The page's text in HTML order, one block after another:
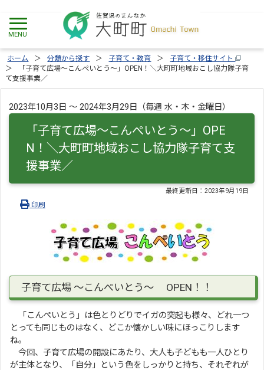
ホーム 分類から探す 子育て・教育
子育て・移住サイト
「子育て広場～こんぺいとう～」OPEN！＼大町町地域おこし協力隊子育
て支援事業／
2023年10月3日 ～ 2024年3月29日（毎週 水・木・金曜日）
「子育て広場～こんぺいとう～」OPE
N！＼大町町地域おこし協力隊子育て支
援事業／
最終更新日：2023年9月19日
印刷
子育て広場 ～こんぺいとう～ OPEN！！
「こんぺいとう」は色とりどりでイガの突起も様々、どれ一つ
とっても同じものはなく、どこか懐かしい味にほっこりします
ね。
今回、子育て広場の開設にあたり、大人も子どもも一人ひとり
が主体となり、「自分」という色をしっかりと持ち、それぞれが